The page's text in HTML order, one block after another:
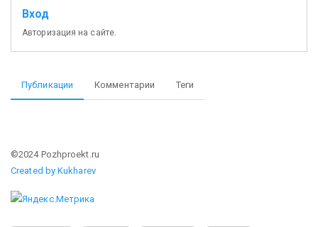
Вход
Авторизация на сайте.
Публикации Комментарии Теги
©2024 Pozhproekt.ru
Created by Kukharev